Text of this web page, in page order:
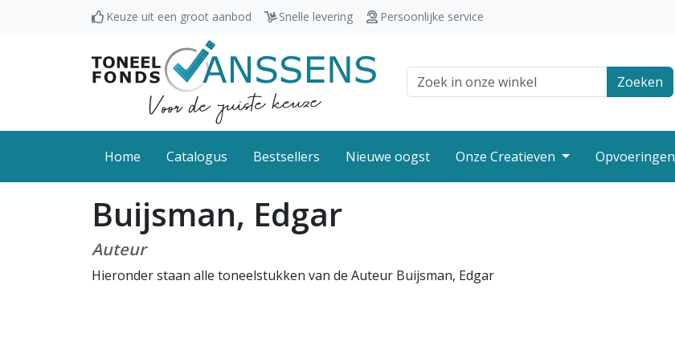
Keuze uit een groot aanbod Snelle levering Persoonlijke service
Zoek veld Zoeken
Home Catalogus Bestsellers Nieuwe oogst Onze Creatieven Opvoeringen
Buijsman, Edgar
Auteur
Hieronder staan alle toneelstukken van de Auteur Buijsman, Edgar